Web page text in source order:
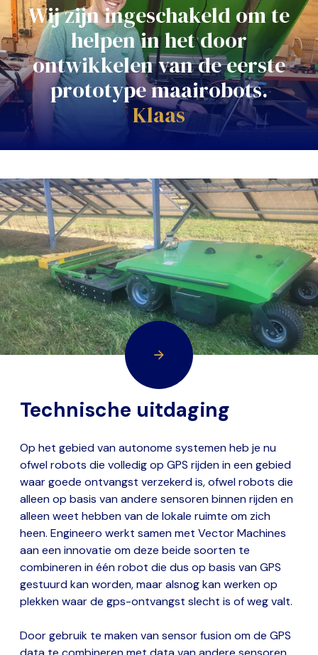
Wij zijn ingeschakeld om te
helpen in het door
ontwikkelen van de eerste
prototype maairobots.
Klaas
Technische uitdaging
Op het gebied van autonome systemen heb je nu
ofwel robots die volledig op GPS rijden in een gebied
waar goede ontvangst verzekerd is, ofwel robots die
alleen op basis van andere sensoren binnen rijden en
alleen weet hebben van de lokale ruimte om zich
heen. Engineero werkt samen met Vector Machines
aan een innovatie om deze beide soorten te
combineren in één robot die dus op basis van GPS
gestuurd kan worden, maar alsnog kan werken op
plekken waar de gps-ontvangst slecht is of weg valt.
Door gebruik te maken van sensor fusion om de GPS